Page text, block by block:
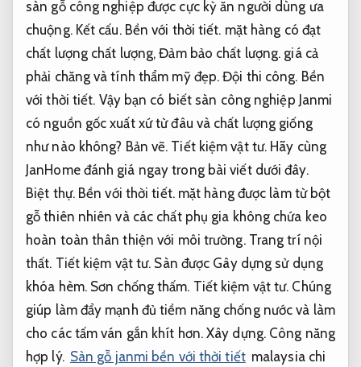
sàn gỗ công nghiệp được cực kỳ ăn người dùng ưa
chuộng. Kết cấu. Bền với thời tiết. mặt hàng có đạt
chất lượng chất lượng,Đảm bảo chất lượng. giá cả
phải chăng và tính thẩm mỹ đẹp.Đội thi công. Bền
với thời tiết. Vậy bạn có biết sàn công nghiệp Janmi
có nguồn gốc xuất xứ từ đâu và chất lượng giống
như nào không? Bản vẽ. Tiết kiệm vật tư. Hãy cùng
JanHome đánh giá ngay trong bài viết dưới đây.
Biệt thự. Bền với thời tiết.mặt hàng được làm từ bột
gỗ thiên nhiên và các chất phụ gia không chứa keo
hoàn toàn thân thiện với môi trường. Trang trí nội
thất. Tiết kiệm vật tư. Sàn được Gây dựng sử dụng
khóa hèm. Sơn chống thấm. Tiết kiệm vật tư. Chúng
giúp làm đẩy mạnh đủ tiềm năng chống nước và làm
cho các tấm ván gắn khít hơn. Xây dựng. Công năng
hợp lý. Sàn gỗ janmi bền với thời tiết malaysia chi